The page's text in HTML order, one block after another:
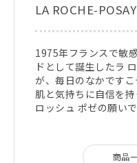
LA ROCHE-
1975年フランスで敏
ドとして誕生したラ
が、毎日のなかです
肌と気持ちに自信を
ロッシュ ポゼの願いで
商品